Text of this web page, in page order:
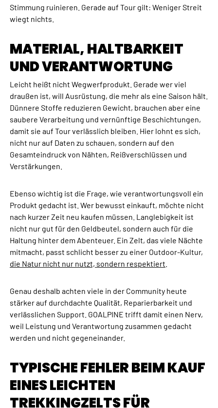
Stimmung ruinieren. Gerade auf Tour gilt: Weniger Streit
wiegt nichts.
MATERIAL, HALTBARKEIT
UND VERANTWORTUNG
Leicht heißt nicht Wegwerfprodukt. Gerade wer viel
draußen ist, will Ausrüstung, die mehr als eine Saison hält.
Dünnere Stoffe reduzieren Gewicht, brauchen aber eine
saubere Verarbeitung und vernünftige Beschichtungen,
damit sie auf Tour verlässlich bleiben. Hier lohnt es sich,
nicht nur auf Daten zu schauen, sondern auf den
Gesamteindruck von Nähten, Reißverschlüssen und
Verstärkungen.
Ebenso wichtig ist die Frage, wie verantwortungsvoll ein
Produkt gedacht ist. Wer bewusst einkauft, möchte nicht
nach kurzer Zeit neu kaufen müssen. Langlebigkeit ist
nicht nur gut für den Geldbeutel, sondern auch für die
Haltung hinter dem Abenteuer. Ein Zelt, das viele Nächte
mitmacht, passt schlicht besser zu einer Outdoor-Kultur,
die Natur nicht nur nutzt, sondern respektiert
Genau deshalb achten viele in der Community heute
stärker auf durchdachte Qualität, Reparierbarkeit und
verlässlichen Support. GOALPINE trifft damit einen Nerv,
weil Leistung und Verantwortung zusammen gedacht
werden und nicht gegeneinander.
TYPISCHE FEHLER BEIM KAUF
EINES LEICHTEN
TREKKINGZELTS FÜR